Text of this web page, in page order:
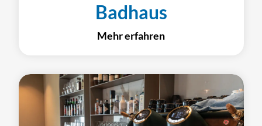
Badhaus
Mehr erfahren